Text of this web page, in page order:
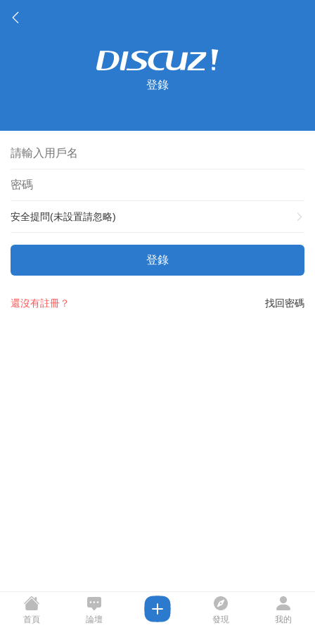
登錄
安全提問(未設置請忽略)
登錄
找回密碼
還沒有註冊？
首頁 論壇 發現 我的